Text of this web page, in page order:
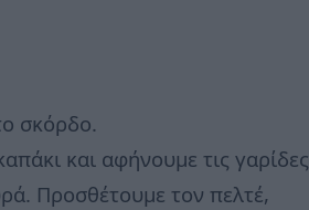
σκόρδο.
και αφήνουμε τις
Προσθέτουμε τον πελτέ,